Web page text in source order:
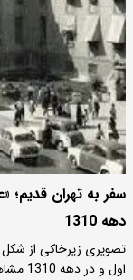
سفر به تهران قدیم؛
دهه 1310
تصویری زیرخاکی از شکل
اول و در دهه 1310 مشاهده می کنید.